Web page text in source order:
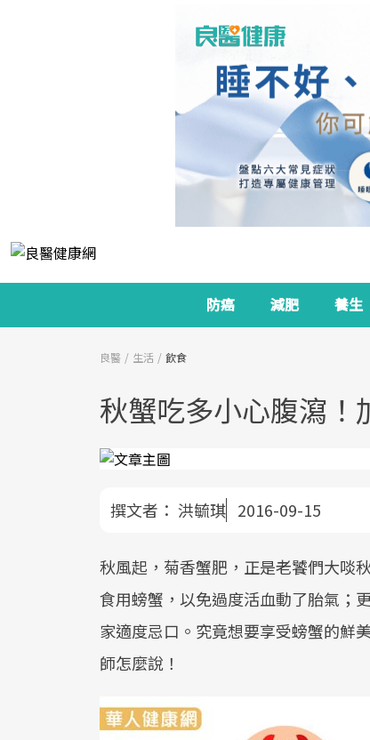
防癌 減肥 養生
良醫 生活 飲食
秋蟹吃多小心腹瀉！
撰文者： 洪毓琪 2016-09-15
秋風起，菊香蟹肥，正是老饕們大啖
食用螃蟹，以免過度活血動了胎氣；
家適度忌口。究竟想要享受螃蟹的鮮
師怎麼說！